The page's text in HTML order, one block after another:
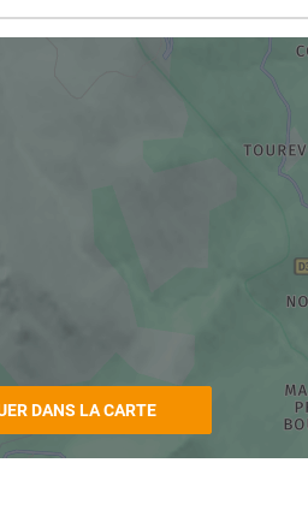
DANS LA CARTE